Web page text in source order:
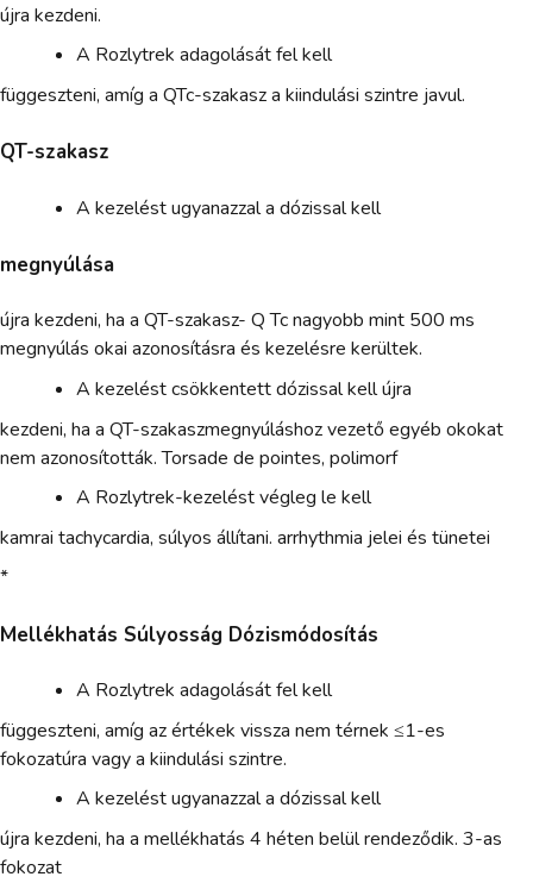
újra kezdeni.
A Rozlytrek adagolását fel kell
függeszteni, amíg a QTc-szakasz a kiindulási szintre javul.
QT-szakasz
A kezelést ugyanazzal a dózissal kell
megnyúlása
újra kezdeni, ha a QT-szakasz- Q Tc nagyobb mint 500 ms
megnyúlás okai azonosításra és kezelésre kerültek.
A kezelést csökkentett dózissal kell újra
kezdeni, ha a QT-szakaszmegnyúláshoz vezető egyéb okokat
nem azonosították. Torsade de pointes, polimorf
A Rozlytrek-kezelést végleg le kell
kamrai tachycardia, súlyos állítani. arrhythmia jelei és tünetei
*
Mellékhatás Súlyosság Dózismódosítás
A Rozlytrek adagolását fel kell
függeszteni, amíg az értékek vissza nem térnek ≤1-es
fokozatúra vagy a kiindulási szintre.
A kezelést ugyanazzal a dózissal kell
újra kezdeni, ha a mellékhatás 4 héten belül rendeződik. 3-as
fokozat